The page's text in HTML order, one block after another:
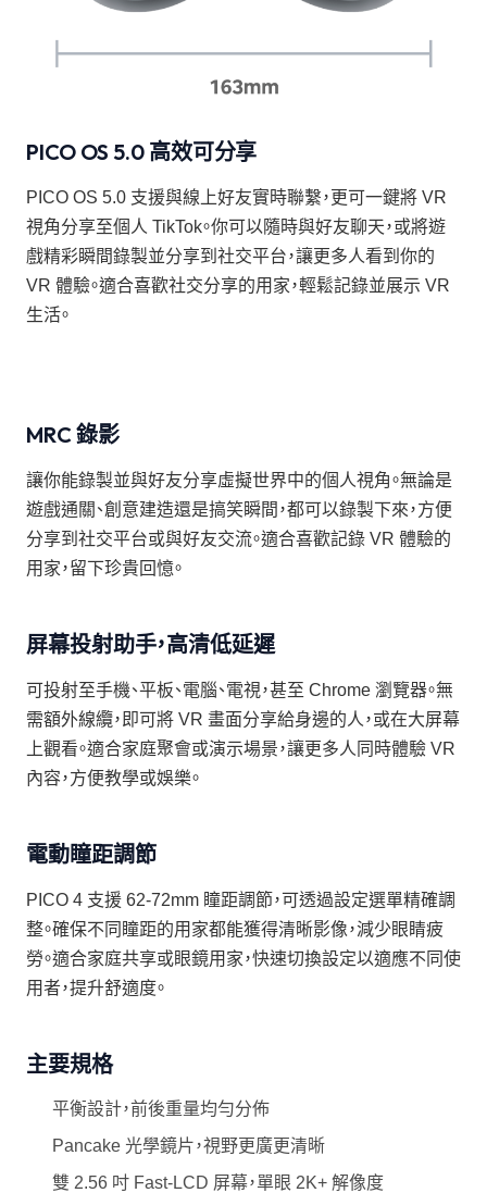
PICO OS 5.0 高效可分享
PICO OS 5.0 支援與線上好友實時聯繫，更可一鍵將 VR
視角分享至個人 TikTok。你可以隨時與好友聊天，或將遊
戲精彩瞬間錄製並分享到社交平台，讓更多人看到你的
VR 體驗。適合喜歡社交分享的用家，輕鬆記錄並展示 VR
生活。
MRC 錄影
讓你能錄製並與好友分享虛擬世界中的個人視角。無論是
遊戲通關、創意建造還是搞笑瞬間，都可以錄製下來，方便
分享到社交平台或與好友交流。適合喜歡記錄 VR 體驗的
用家，留下珍貴回憶。
屏幕投射助手，高清低延遲
可投射至手機、平板、電腦、電視，甚至 Chrome 瀏覽器。無
需額外線纜，即可將 VR 畫面分享給身邊的人，或在大屏幕
上觀看。適合家庭聚會或演示場景，讓更多人同時體驗 VR
內容，方便教學或娛樂。
電動瞳距調節
PICO 4 支援 62-72mm 瞳距調節，可透過設定選單精確調
整。確保不同瞳距的用家都能獲得清晰影像，減少眼睛疲
勞。適合家庭共享或眼鏡用家，快速切換設定以適應不同使
用者，提升舒適度。
主要規格
平衡設計，前後重量均勻分佈
Pancake 光學鏡片，視野更廣更清晰
雙 2.56 吋 Fast-LCD 屏幕，單眼 2K+ 解像度